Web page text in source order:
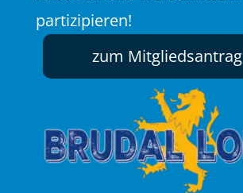
partizipieren!
zum Mitgliedsantrag